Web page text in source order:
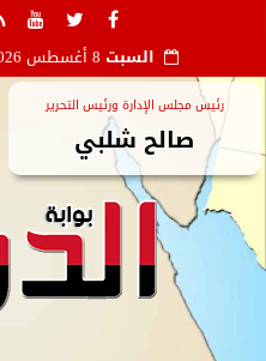
السبت
رئيس مجلس الإدارة ورئيس التحرير
صالح شلبي